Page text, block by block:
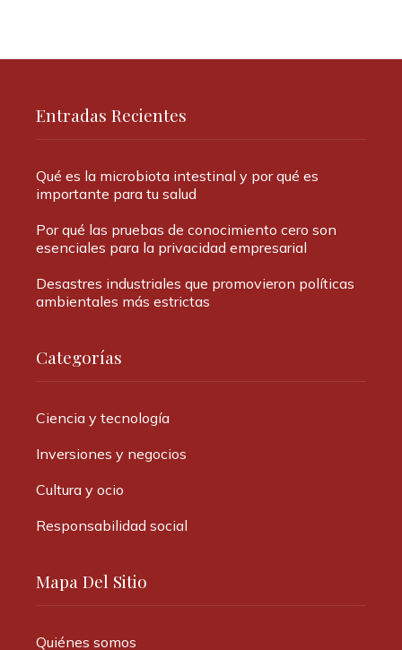
Entradas Recientes
Qué es la microbiota intestinal y por qué es
importante para tu salud
Por qué las pruebas de conocimiento cero son
esenciales para la privacidad empresarial
Desastres industriales que promovieron políticas
ambientales más estrictas
Categorías
Ciencia y tecnología
Inversiones y negocios
Cultura y ocio
Responsabilidad social
Mapa Del Sitio
Quiénes somos